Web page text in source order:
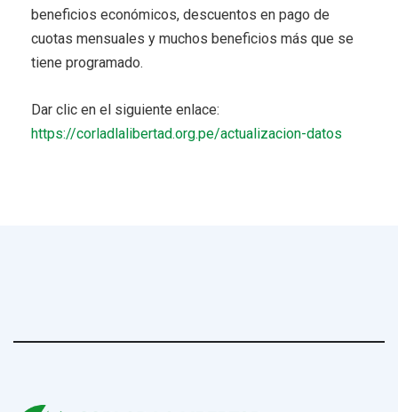
beneficios económicos, descuentos en pago de
cuotas mensuales y muchos beneficios más que se
tiene programado.
Dar clic en el siguiente enlace:
https://corladlalibertad.org.pe/actualizacion-datos